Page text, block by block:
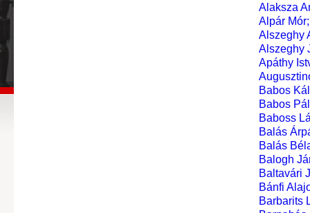
Alaksza
Alpár
Alszeghy
Alszeghy
Apáthy
Babos
Babos Pál
Baboss
Balás
Balás
Balogh
Baltavári
Bánfi
Barbarits